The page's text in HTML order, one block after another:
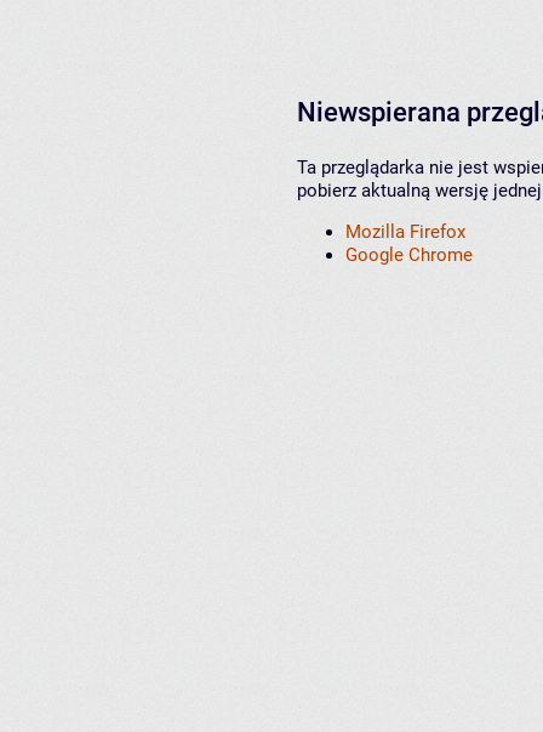
Niewspierana
Ta przeglądarka nie jest
pobierz aktualną wersję
Mozilla Firefox
Google Chrome